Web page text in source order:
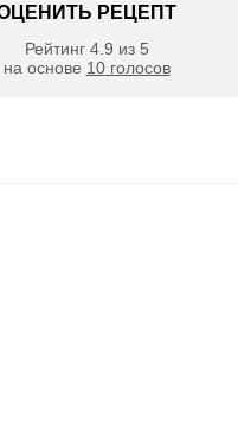
РЕЦЕПТ
Рейтинг 4.9 из 5
на основе 10голосов